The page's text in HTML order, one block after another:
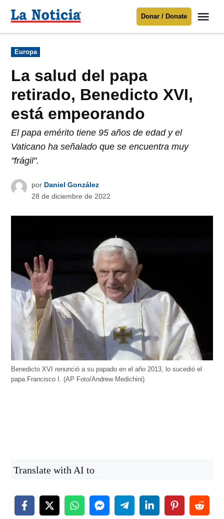
Para mantenerte informado necesitamos
Donar
contenido
Noticia
Donar / Donate
Publicado
en
Europa
La salud del papa
retirado, Benedicto XVI,
está empeorando
El papa emérito tiene 95 años de edad y el
Vaticano ha señalado que se encuentra muy
"frágil".
por Daniel González
28 de diciembre de 2022
Benedicto XVI renunció a su papado en el año 2013, lo sucedió el
papa Francisco I. (AP Foto/Andrew Medichini)
Translate with AI to